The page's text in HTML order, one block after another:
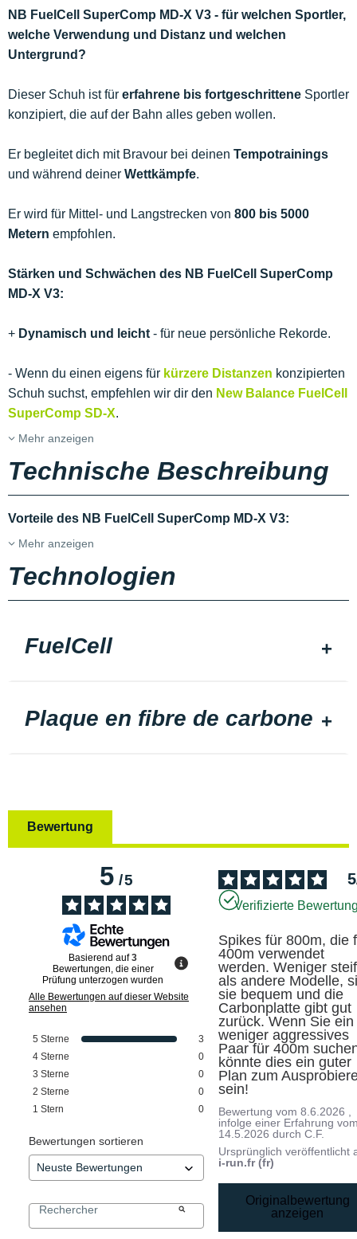
NB FuelCell SuperComp MD-X V3 - für welchen Sportler,
welche Verwendung und Distanz und welchen
Untergrund?
Dieser Schuh ist für erfahrene bis fortgeschrittene Sportler
konzipiert, die auf der Bahn alles geben wollen.
Er begleitet dich mit Bravour bei deinen Tempotrainings
und während deiner Wettkämpfe.
Er wird für Mittel- und Langstrecken von 800 bis 5000
Metern empfohlen.
Stärken und Schwächen des NB FuelCell SuperComp
MD-X V3:
+ Dynamisch und leicht - für neue persönliche Rekorde.
- Wenn du einen eigens für kürzere Distanzen konzipierten
Schuh suchst, empfehlen wir dir den New Balance FuelCell
SuperComp SD-X.
Mehr anzeigen
Technische Beschreibung
Vorteile des NB FuelCell SuperComp MD-X V3:
Mehr anzeigen
Technologien
FuelCell
Plaque en fibre de carbone
Bewertung
5/5
Basierend auf3
Bewertungen, die einer
Prüfung unterzogen wurden
Alle Bewertungen auf dieser Website
ansehen
5 Sterne
3
4 Sterne
0
3 Sterne
0
2 Sterne
0
1 Stern 0
Bewertungen sortieren
5
Verifizierte
Spikes für 800m, die
400m verwendet
werden. Weniger steif
als andere Modelle,
sie bequem und die
Carbonplatte gibt gut
zurück. Wenn Sie ein
weniger aggressives
Paar für 400m
könnte dies ein guter
Plan zum
sein!
Bewertung vom8.6.2026
infolge einer Erfahrung
14.5.2026 durchC.F.
Ursprünglich veröffentlicht
i-run.fr (fr)
Originalbewertung
anzeigen